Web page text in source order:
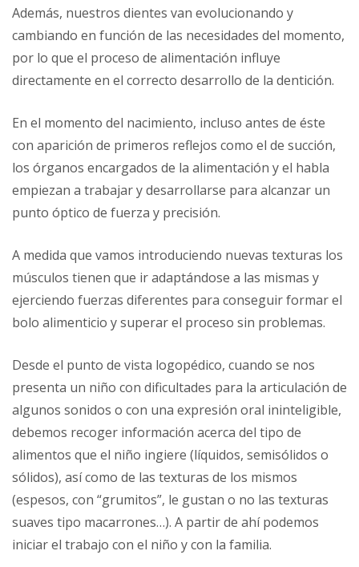
Además, nuestros dientes van evolucionando y
cambiando en función de las necesidades del momento,
por lo que el proceso de alimentación influye
directamente en el correcto desarrollo de la dentición.
En el momento del nacimiento, incluso antes de éste
con aparición de primeros reflejos como el de succión,
los órganos encargados de la alimentación y el habla
empiezan a trabajar y desarrollarse para alcanzar un
punto óptico de fuerza y precisión.
A medida que vamos introduciendo nuevas texturas los
músculos tienen que ir adaptándose a las mismas y
ejerciendo fuerzas diferentes para conseguir formar el
bolo alimenticio y superar el proceso sin problemas.
Desde el punto de vista logopédico, cuando se nos
presenta un niño con dificultades para la articulación de
algunos sonidos o con una expresión oral ininteligible,
debemos recoger información acerca del tipo de
alimentos que el niño ingiere (líquidos, semisólidos o
sólidos), así como de las texturas de los mismos
(espesos, con “grumitos”, le gustan o no las texturas
suaves tipo macarrones…). A partir de ahí podemos
iniciar el trabajo con el niño y con la familia.